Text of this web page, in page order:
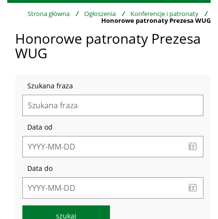
Strona główna / Ogłoszenia / Konferencje i patronaty /
Honorowe patronaty Prezesa WUG
Honorowe patronaty Prezesa
WUG
Szukana fraza
Data od
Data do